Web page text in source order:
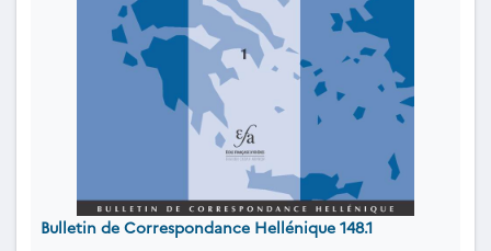
Bulletin de Correspondance Hellénique 148.1